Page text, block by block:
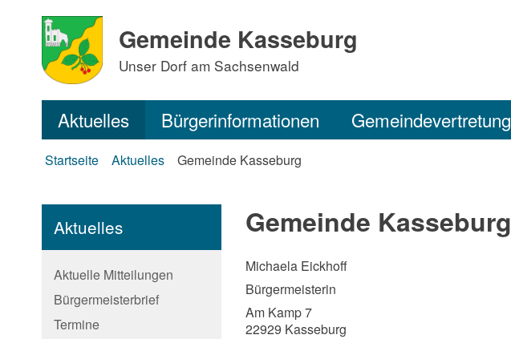
Gemeinde Kasseburg
Unser Dorf am Sachsenwald
Aktuelles Bürgerinformationen Gemeindevertretung
Startseite Aktuelles Gemeinde Kasseburg
Aktuelles
Aktuelle Mitteilungen
Bürgermeisterbrief
Termine
Gemeinde Kasseburg
Michaela Eickhoff
Bürgermeisterin
Am Kamp 7
22929 Kasseburg